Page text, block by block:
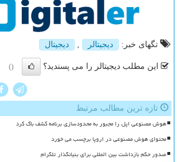
تگهای خبر: دیجیتالر دیجیتال
این مطلب دیجیتالر را می پسندید؟ ()
تازه ترین مطالب مرتبط
هوش مصنوعی اپل را مجبور به محدودسازی برنامه کشف باگ کرد
محتوای هوش مصنوعی در اروپا برچسب می خورد
صدور حکم بازداشت بین المللی برای بنیانگذار تلگرام